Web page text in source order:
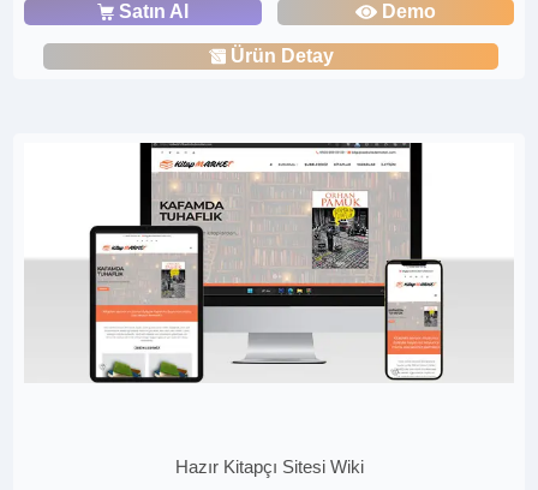
Satın Al Demo
Ürün Detay
Hazır Kitapçı Sitesi Wiki